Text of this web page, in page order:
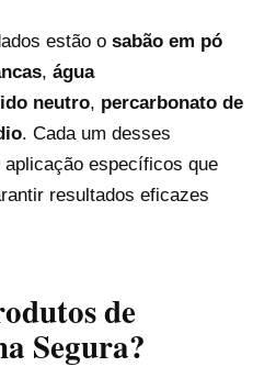
estão o sabão em pó
, água
neutro, percarbonato de
. Cada um desses
específicos que
resultados eficazes
de
Segura?